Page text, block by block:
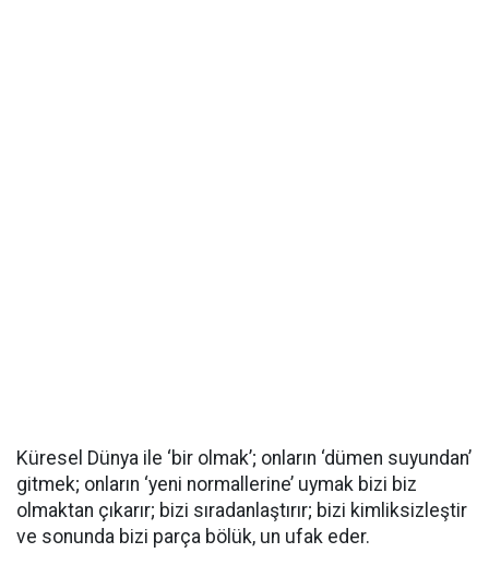
Küresel Dünya ile ‘bir olmak’; onların ‘dümen suyundan’
gitmek; onların ‘yeni normallerine’ uymak bizi biz
olmaktan çıkarır; bizi sıradanlaştırır; bizi kimliksizleştir
ve sonunda bizi parça bölük, un ufak eder.